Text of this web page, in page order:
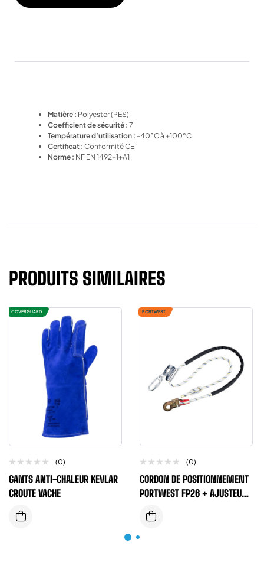
Matière : Polyester (PES)
Coefficient de sécurité : 7
Températured’utilisation : -40°C à +100°C
Certificat : Conformité CE
Norme : NF EN 1492-1+A1
PRODUITS SIMILAIRES
COVERGUARD
(0)
GANTS ANTI-CHALEUR KEVLAR
CROUTE VACHE
PORTWEST
(0)
CORDON DE POSITIONNEMENT
PORTWEST FP26 + AJUSTEUR
DE POIGNEE LONGUEUR 2
METRES